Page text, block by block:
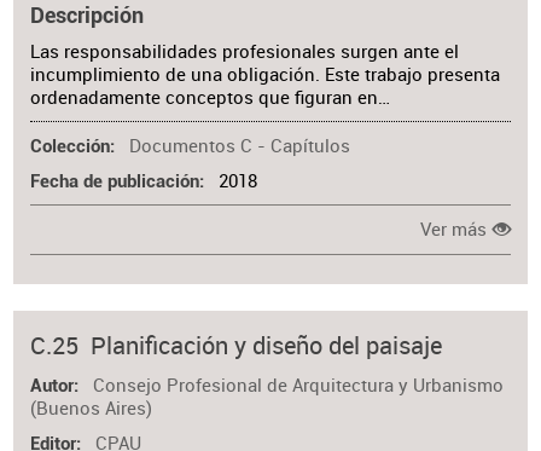
Descripción
Las responsabilidades profesionales surgen ante el
incumplimiento de una obligación. Este trabajo presenta
ordenadamente conceptos que figuran en…
Colección Documentos C - Capítulos
Fecha de publicación 2018
Ver más
C.25 Planificación y diseño del paisaje
Autor
Consejo Profesional de Arquitectura y Urbanismo
(Buenos Aires)
Editor CPAU